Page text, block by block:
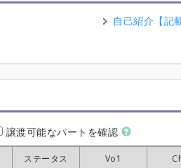
自己紹介【記
譲渡可能なパートを確認
ステータス Vo1
ステータス Vo1
ステータス Vo1
ステータス Vo1